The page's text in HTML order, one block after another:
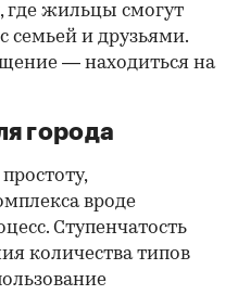
жильцы смогут
семьей и друзьями.
— находиться на
города
вроде
Ступенчатость
количества типов